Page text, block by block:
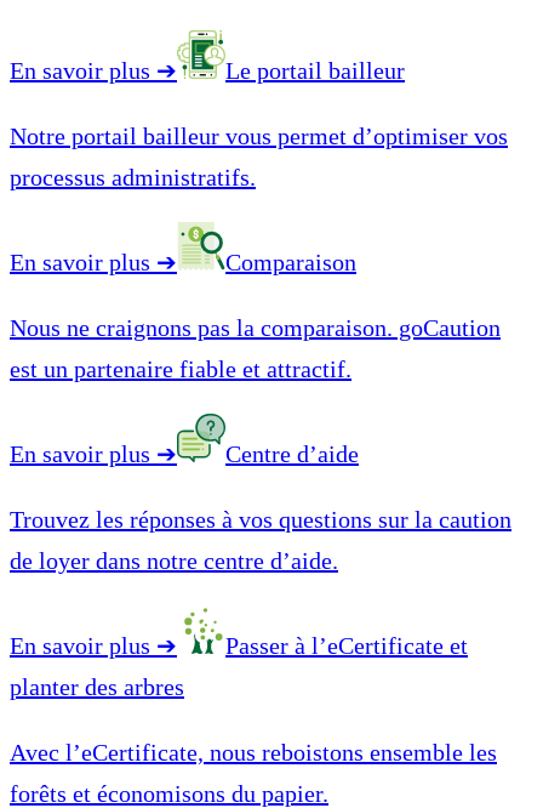
En savoir plus ➔ Le portail bailleur
Notre portail bailleur vous permet d’optimiser vos
processus administratifs.
En savoir plus ➔ Comparaison
Nous ne craignons pas la comparaison. goCaution
est un partenaire fiable et attractif.
En savoir plus ➔ Centre d’aide
Trouvez les réponses à vos questions sur la caution
de loyer dans notre centre d’aide.
En savoir plus ➔
Passer à l’eCertificate et
planter des arbres
Avec l’eCertificate, nous reboistons ensemble les
forêts et économisons du papier.